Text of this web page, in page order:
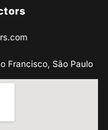
Francisco, São Paulo